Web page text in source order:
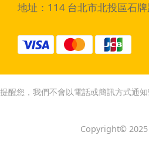
地址：114 台北市北投區石
提醒您，我們不會以電話或簡訊方式通知
Copyright© 2025